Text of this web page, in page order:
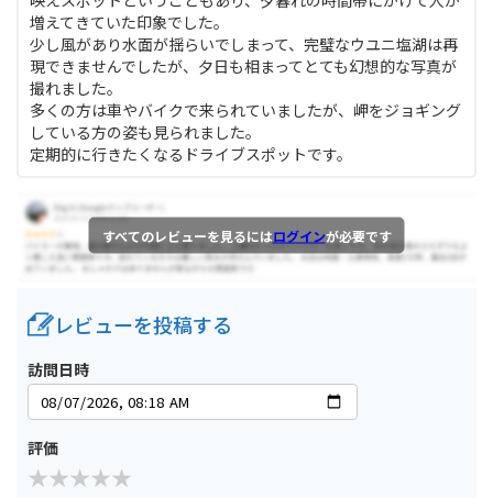
増えてきていた印象でした。
少し風があり水面が揺らいでしまって、完璧なウユニ塩湖は再
現できませんでしたが、夕日も相まってとても幻想的な写真が
撮れました。
多くの方は車やバイクで来られていましたが、岬をジョギング
している方の姿も見られました。
定期的に行きたくなるドライブスポットです。
すべてのレビューを見るにはログインが必要です
レビューを投稿する
訪問日時
評価